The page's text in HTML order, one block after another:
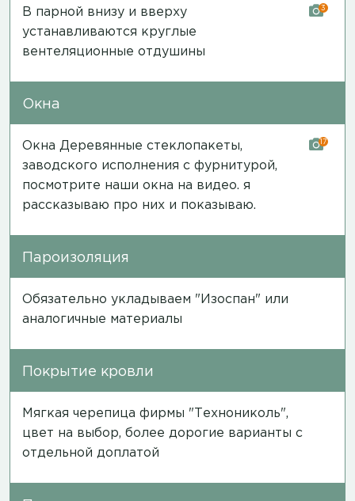
В парной внизу и вверху
устанавливаются круглые
вентеляционные отдушины
3
Окна
Окна Деревянные стеклопакеты,
заводского исполнения с фурнитурой,
посмотрите наши окна на видео. я
рассказываю про них и показываю.
17
Пароизоляция
Обязательно укладываем "Изоспан" или
аналогичные материалы
Покрытие кровли
Мягкая черепица фирмы "Технониколь",
цвет на выбор, более дорогие варианты с
отдельной доплатой